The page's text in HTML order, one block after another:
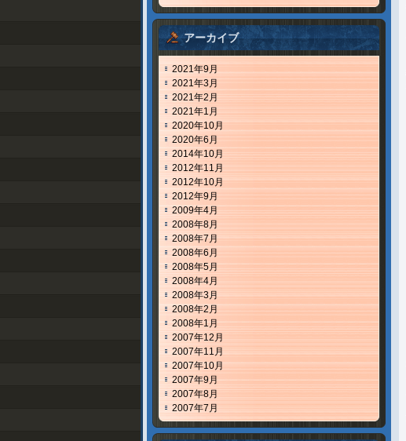
アーカイブ
2021年9月
2021年3月
2021年2月
2021年1月
2020年10月
2020年6月
2014年10月
2012年11月
2012年10月
2012年9月
2009年4月
2008年8月
2008年7月
2008年6月
2008年5月
2008年4月
2008年3月
2008年2月
2008年1月
2007年12月
2007年11月
2007年10月
2007年9月
2007年8月
2007年7月